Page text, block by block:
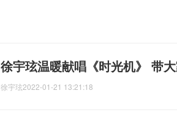
徐宇玹温暖献唱《时光机》 带
徐宇玹2022-01-21 13:21:18